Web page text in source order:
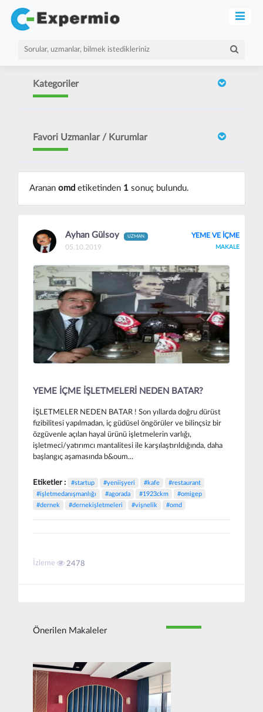
Kategoriler
Favori Uzmanlar / Kurumlar
Aranan omd etiketinden 1sonuç bulundu.
Ayhan Gülsoy UZMAN
05.10.2019
YEME VE İÇME
MAKALE
YEME İÇME İŞLETMELERİ NEDEN BATAR?
İŞLETMELER NEDEN BATAR ! Son yıllarda doğru dürüst
fizibilitesi yapılmadan, iç güdüsel öngörüler ve bilinçsiz bir
özgüvenle açılan hayal ürünü işletmelerin varlığı,
işletmeci/yatırımcı mantalitesi ile karşılaştırıldığında, daha
başlangıç aşamasında b&oum...
Etiketler : #startup #yeniişyeri #kafe
#restaurant
#işletmedanışmanlığı
#agorada #1923ckm
#omigep
#dernek
#dernekişletmeleri #vişnelik #omd
İzleme 2478
Önerilen Makaleler